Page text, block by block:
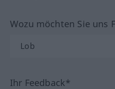
Wozu möchten Sie uns
Ihr Feedback*